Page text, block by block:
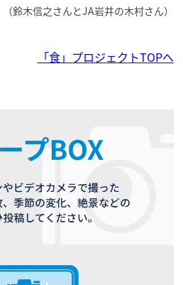
（鈴木信之さんとJA岩井の木村さん）
「食」プロジェクトTOPへ